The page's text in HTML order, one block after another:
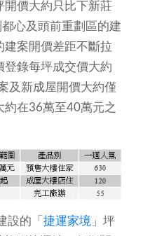
開價大約只比下新莊
心及頭前重劃區的建
建案開價差距不斷拉
登錄每坪成交價大約
及新成屋開價大約僅
約在36萬至40萬元之
設的「 捷運家境 」坪